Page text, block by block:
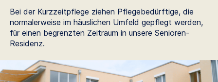
Bei der Kurzzeitpflege ziehen Pflegebedürftige, die
normalerweise im häuslichen Umfeld gepflegt werden,
für einen begrenzten Zeitraum in unsere Senioren-
Residenz.